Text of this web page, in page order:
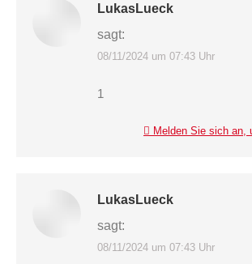
LukasLueck
sagt:
08/11/2024 um 07:43 Uhr
1
Melden Sie sich an,
LukasLueck
sagt:
08/11/2024 um 07:43 Uhr